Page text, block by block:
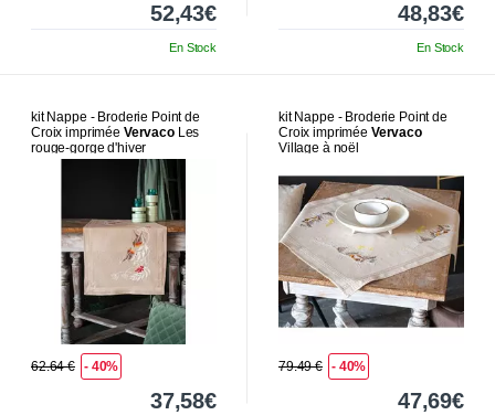
52,43€
En Stock
48,83€
En Stock
kit Nappe - Broderie Point de
Croix imprimée VervacoLes
rouge-gorge d'hiver
62.64 € - 40%
37,58€
kit Nappe - Broderie Point de
Croix imprimée Vervaco
Village à noël
79.49 € - 40%
47,69€